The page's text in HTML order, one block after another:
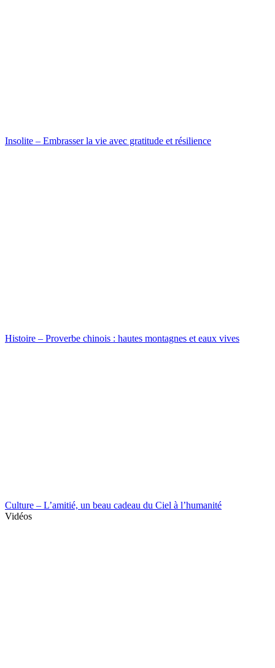
Insolite – Embrasser la vie avec gratitude et résilience
Histoire – Proverbe chinois : hautes montagnes et eaux vives
Culture – L’amitié, un beau cadeau du Ciel à l’humanité
Vidéos